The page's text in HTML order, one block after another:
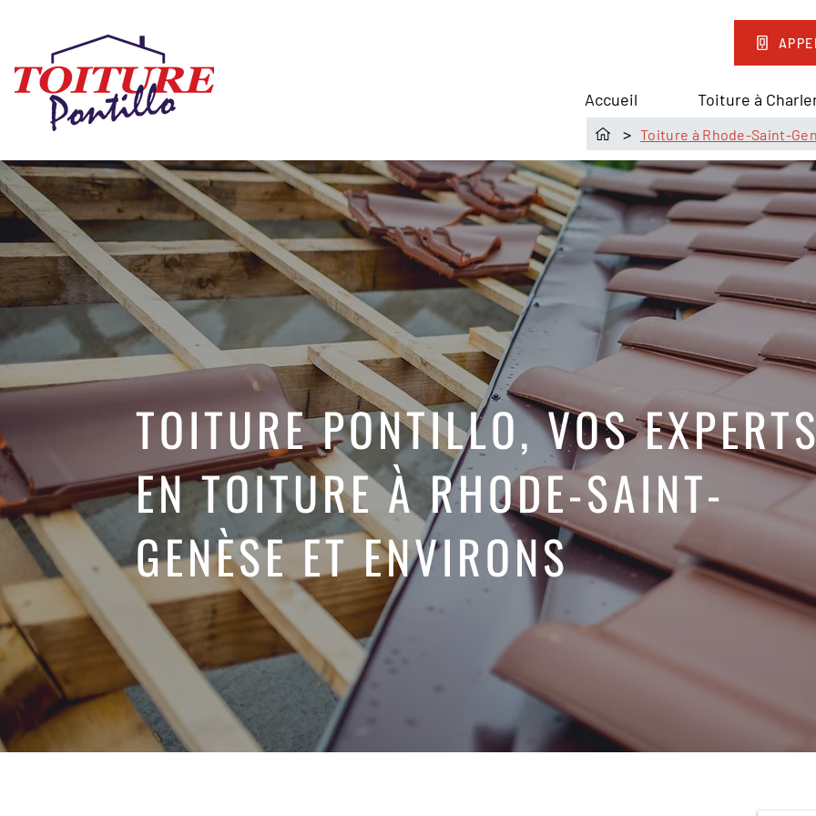
Accueil Toiture à
> Toiture à Rhode-Saint-
TOITURE PONTILLO, VOS
EN TOITURE À RHODE-SAINT-
GENÈSE ET ENVIRONS